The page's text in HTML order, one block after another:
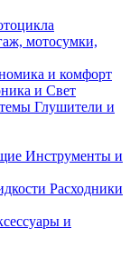
мотосумки,
и комфорт
и Свет
Глушители и
Инструменты и
Расходники
и